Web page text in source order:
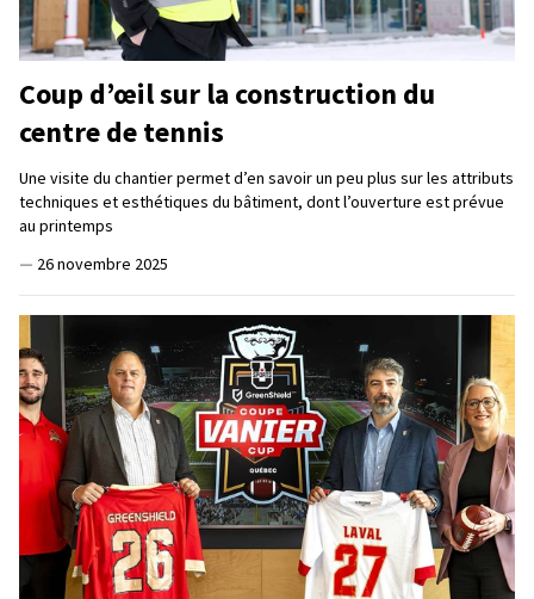
Coup d’œil sur la construction du
centre de tennis
Une visite du chantier permet d’en savoir un peu plus sur les attributs
techniques et esthétiques du bâtiment, dont l’ouverture est prévue
au printemps
— 26 novembre 2025